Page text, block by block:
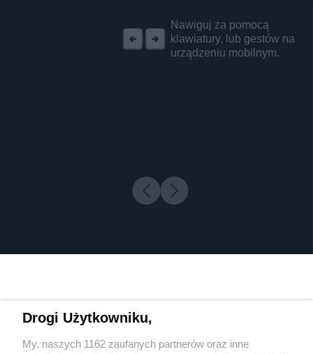
Nawiguj za pomocą
klawiatury, lub gestów na
urządzeniu mobilnym.
Drogi Użytkowniku,
My, naszych 1162 zaufanych partnerów oraz inne